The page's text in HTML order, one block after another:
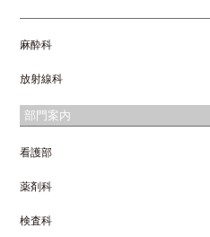
麻酔科
放射線科
部門案内
看護部
薬剤科
検査科